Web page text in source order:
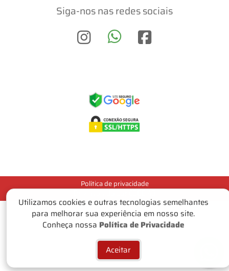
Utilizamos cookies e outras tecnologias semelhantes
para melhorar sua experiência em nosso site.
Conheça nossa Política de Privacidade
Aceitar
Siga-nos nas redes sociais
Política de privacidade